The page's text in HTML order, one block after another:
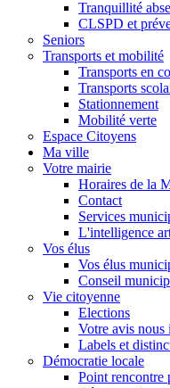
Tranquillité
CLSPD et
Seniors
Transports et mobilité
Transports en
Transports
Stationnement
Mobilité verte
Espace Citoyens
Ma ville
Votre mairie
Horaires de la
Contact
Services
L'intelligence
Vos élus
Vos élus
Conseil
Vie citoyenne
Elections
Votre avis nous
Labels et
Démocratie locale
Point rencontre